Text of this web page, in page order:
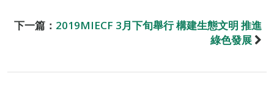
下一篇： 2019MIECF 3月下旬舉行 構建生態文明 推進
綠色發展